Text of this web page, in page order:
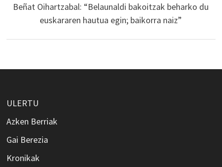
Beñat Oihartzabal: “Belaunaldi bakoitzak beharko du
euskararen hautua egin; baikorra naiz”
ULERTU
Azken Berriak
Gai Berezia
Kronikak